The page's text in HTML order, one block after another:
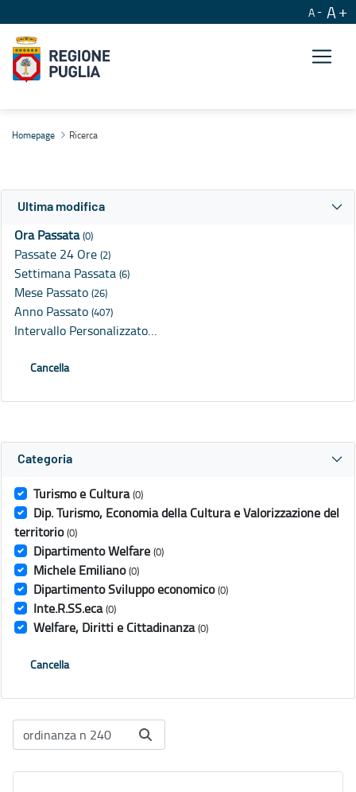
A A
Homepage Ricerca
Ultima modifica
Ora Passata(0)
Passate 24 Ore (2)
Settimana Passata (6)
Mese Passato (26)
Anno Passato (407)
Intervallo Personalizzato…
Cancella
Categoria
Turismo e Cultura (0)
Dip. Turismo, Economia della Cultura e Valorizzazione del
territorio (0)
Dipartimento Welfare (0)
Michele Emiliano (0)
Dipartimento Sviluppo economico (0)
Inte.R.SS.eca (0)
Welfare, Diritti e Cittadinanza (0)
Cancella